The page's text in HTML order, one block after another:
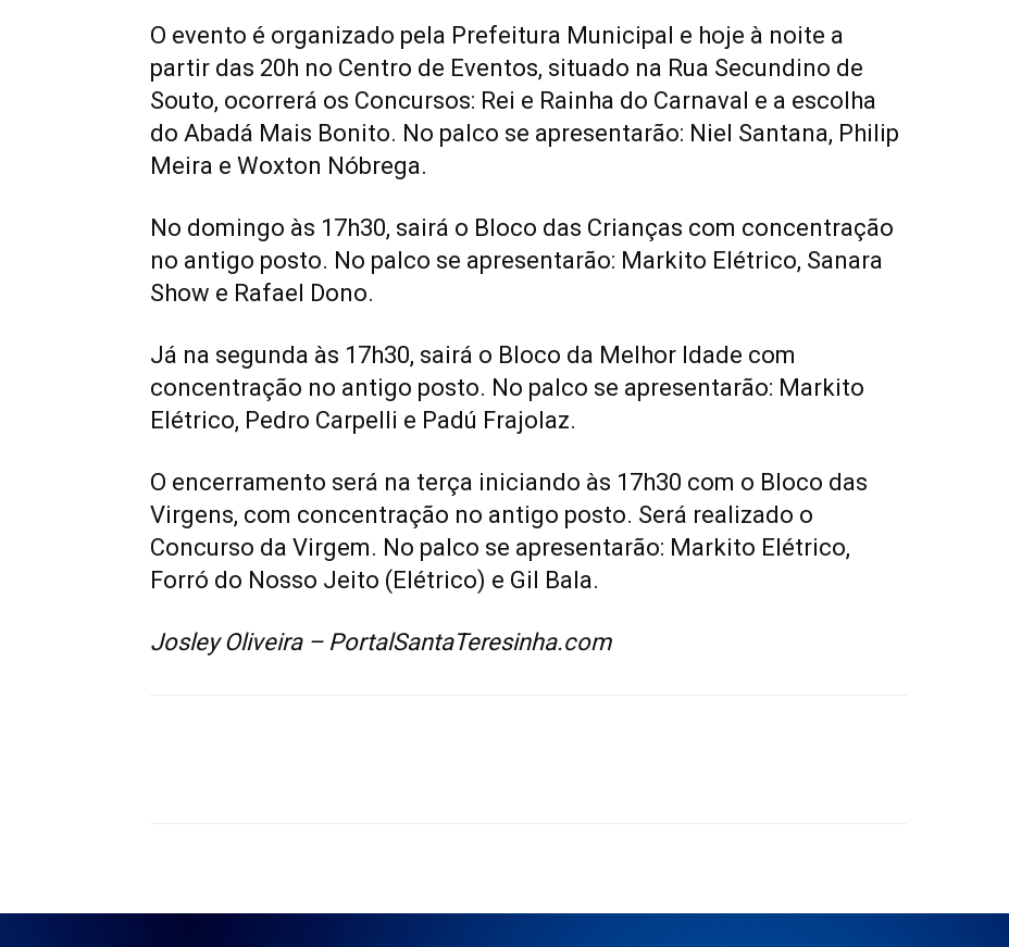
O evento é organizado pela Prefeitura Municipal e hoje à noite a
partir das 20h no Centro de Eventos, situado na Rua Secundino de
Souto, ocorrerá os Concursos: Rei e Rainha do Carnaval e a escolha
do Abadá Mais Bonito. No palco se apresentarão: Niel Santana, Philip
Meira e Woxton Nóbrega.
No domingo às 17h30, sairá o Bloco das Crianças com concentração
no antigo posto. No palco se apresentarão: Markito Elétrico, Sanara
Show e Rafael Dono.
Já na segunda às 17h30, sairá o Bloco da Melhor Idade com
concentração no antigo posto. No palco se apresentarão: Markito
Elétrico, Pedro Carpelli e Padú Frajolaz.
O encerramento será na terça iniciando às 17h30 com o Bloco das
Virgens, com concentração no antigo posto. Será realizado o
Concurso da Virgem. No palco se apresentarão: Markito Elétrico,
Forró do Nosso Jeito (Elétrico) e Gil Bala.
Josley Oliveira – PortalSantaTeresinha.com